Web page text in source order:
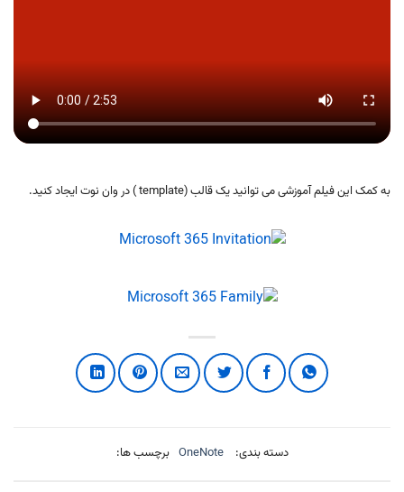
به کمک این فیلم آموزشی می توانید یک قالب (template ) در وان نوت ایجاد کنید.
دسته بندی: OneNote برچسب ها: